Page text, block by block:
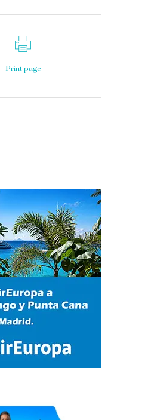
Print page